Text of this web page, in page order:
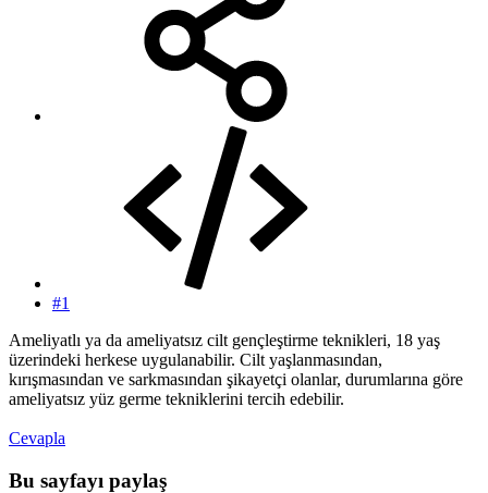
#1
Ameliyatlı ya da ameliyatsız cilt gençleştirme teknikleri, 18 yaş
üzerindeki herkese uygulanabilir. Cilt yaşlanmasından,
kırışmasından ve sarkmasından şikayetçi olanlar, durumlarına göre
ameliyatsız yüz germe tekniklerini tercih edebilir.
Cevapla
Bu sayfayı paylaş